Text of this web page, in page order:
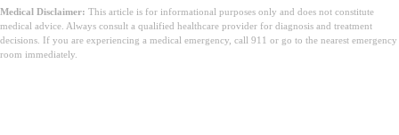
Medical Disclaimer: This article is for informational purposes only and does not constitute
medical advice. Always consult a qualified healthcare provider for diagnosis and treatment
decisions. If you are experiencing a medical emergency, call 911 or go to the nearest emergency
room immediately.